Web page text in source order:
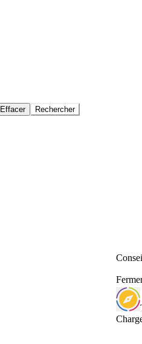
Effacer Rechercher